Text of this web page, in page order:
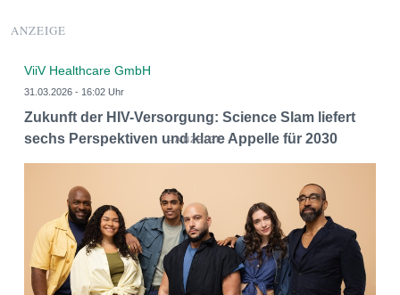
ANZEIGE
ViiV Healthcare GmbH
31.03.2026 - 16:02 Uhr
Zukunft der HIV-Versorgung: Science Slam liefert
sechs Perspektiven und klare Appelle für 2030